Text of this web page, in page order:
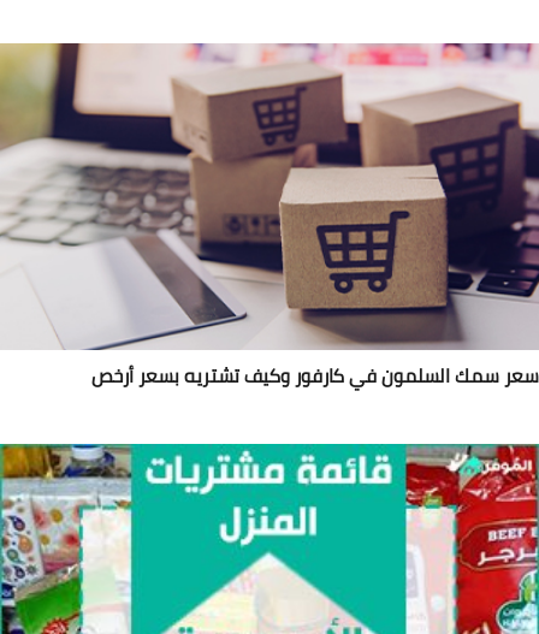
سمك السلمون في كارفور وكيف تشتريه بسعر أرخص